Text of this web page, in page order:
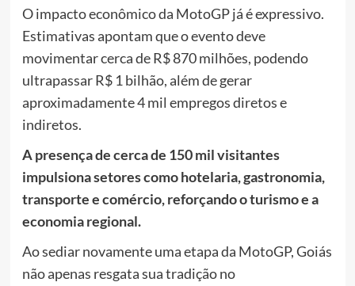
O impacto econômico da MotoGP já é expressivo.
Estimativas apontam que o evento deve
movimentar cerca de R$ 870 milhões, podendo
ultrapassar R$ 1 bilhão, além de gerar
aproximadamente 4 mil empregos diretos e
indiretos.
A presença de cerca de 150 mil visitantes
impulsiona setores como hotelaria, gastronomia,
transporte e comércio, reforçando o turismo e a
economia regional.
Ao sediar novamente uma etapa da MotoGP, Goiás
não apenas resgata sua tradição no